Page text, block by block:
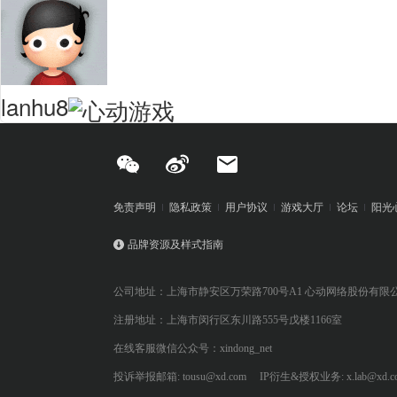
lanhu8
免责声明 隐私政策 用户协议 游戏大厅 论坛 阳光
品牌资源及样式指南
公司地址：上海市静安区万荣路700号A1 心动网络股份有限
注册地址：上海市闵行区东川路555号戊楼1166室
在线客服微信公众号：xindong_net
投诉举报邮箱: tousu@xd.com IP衍生&授权业务: